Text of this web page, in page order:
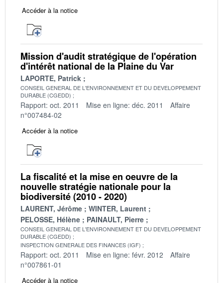
Accéder à la notice
Mission d'audit stratégique de l'opération
d'intérêt national de la Plaine du Var
LAPORTE, Patrick
CONSEIL GENERAL DE L'ENVIRONNEMENT ET DU DEVELOPPEMENT
DURABLE (CGEDD)
Rapport: oct. 2011 Mise en ligne: déc. 2011
Affaire
n°007484-02
Accéder à la notice
La fiscalité et la mise en oeuvre de la
nouvelle stratégie nationale pour la
biodiversité (2010 - 2020)
LAURENT, Jérôme
WINTER, Laurent
PELOSSE, Hélène
PAINAULT, Pierre
CONSEIL GENERAL DE L'ENVIRONNEMENT ET DU DEVELOPPEMENT
DURABLE (CGEDD)
INSPECTION GENERALE DES FINANCES (IGF)
Rapport: oct. 2011 Mise en ligne: févr. 2012
Affaire
n°007861-01
Accéder à la notice